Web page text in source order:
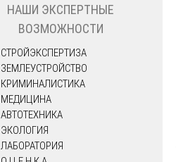
НАШИ ЭКСПЕРТНЫЕ
ВОЗМОЖНОСТИ
СТРОЙЭКСПЕРТИЗА
ЗЕМЛЕУСТРОЙСТВО
КРИМИНАЛИСТИКА
МЕДИЦИНА
АВТОТЕХНИКА
ЭКОЛОГИЯ
ЛАБОРАТОРИЯ